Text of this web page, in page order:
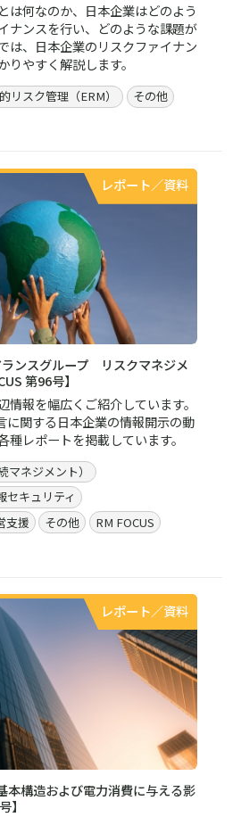
は何なのか、日本企業はどのよう
ナンスを行い、どのような課題が
は、日本企業のリスクファイナン
りやすく解説します。
リスク管理（ERM） その他
レポート／資料
ンスグループ リスクマネジメ
第96号】
情報を幅広くご紹介しています。
に関する日本企業の情報開示の動
種レポートを掲載しています。
マネジメント）
セキュリティ
支援
その他 RM FOCUS
レポート／資料
本構造および電力消費に与える影
】